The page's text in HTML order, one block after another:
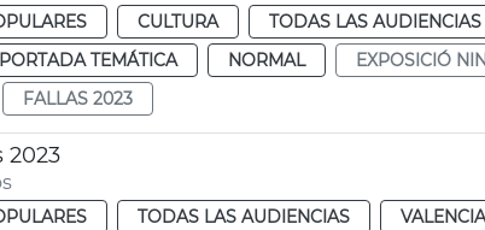
CULTURA TODAS LAS AUDIENCIAS
TEMÁTICA NORMAL
EXPOSICIÓ
FALLAS 2023
2023
TODAS LAS AUDIENCIAS VALENCIA